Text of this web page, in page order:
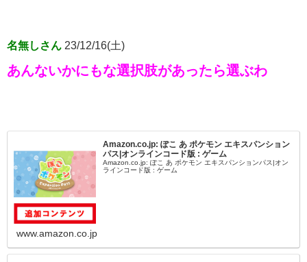
名無しさん 23/12/16(土)
あんないかにもな選択肢があったら選ぶわ
Amazon.co.jp: ぽこ あ ポケモン エキスパンション
パス|オンラインコード版 : ゲーム
Amazon.co.jp: ぽこ あ ポケモン エキスパンションパス|オン
ラインコード版 : ゲーム
www.amazon.co.jp